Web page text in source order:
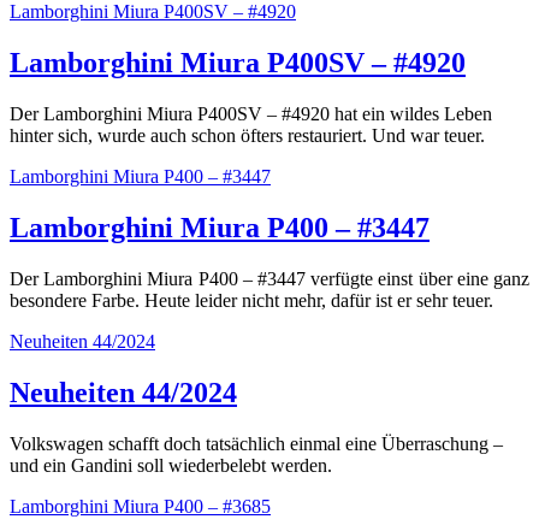
Lamborghini Miura P400SV – #4920
Lamborghini Miura P400SV – #4920
Der Lamborghini Miura P400SV – #4920 hat ein wildes Leben
hinter sich, wurde auch schon öfters restauriert. Und war teuer.
Lamborghini Miura P400 – #3447
Lamborghini Miura P400 – #3447
Der Lamborghini Miura P400 – #3447 verfügte einst über eine ganz
besondere Farbe. Heute leider nicht mehr, dafür ist er sehr teuer.
Neuheiten 44/2024
Neuheiten 44/2024
Volkswagen schafft doch tatsächlich einmal eine Überraschung –
und ein Gandini soll wiederbelebt werden.
Lamborghini Miura P400 – #3685